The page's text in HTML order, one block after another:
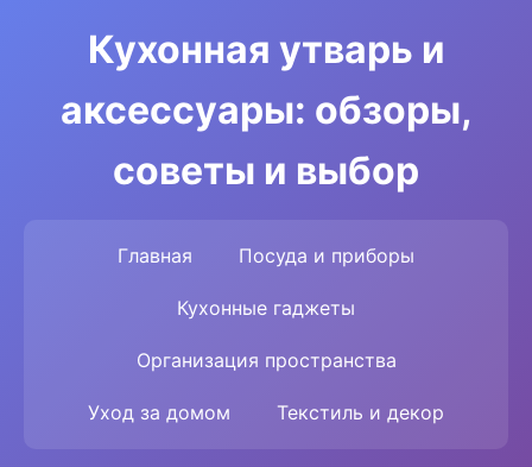
Кухонная утварь и
аксессуары: обзоры,
советы и выбор
Главная Посуда и приборы
Кухонные гаджеты
Организация пространства
Уход за домом Текстиль и декор